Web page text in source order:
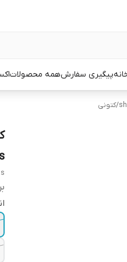
پیگیری سفارشهمه محصولات
/کتونی